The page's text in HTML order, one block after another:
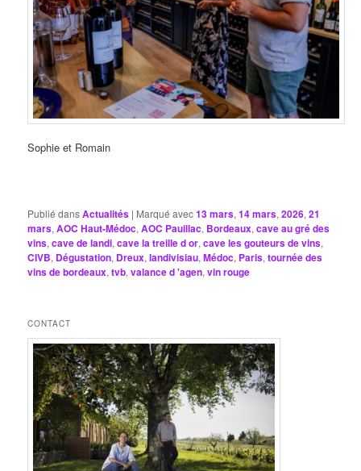
Sophie et Romain
Publié dansActualités | Marqué avec13 mars,14 mars,2026,21
mars,AOC Haut-Médoc,AOC Pauillac, Bordeaux,cave au gré des
vins,cave de landi,cave la treille d or,cave les gouteurs de vins,
CIVB, Dégustation, Dreux,landivisiau,Médoc, Paris,tournée des
vins de bordeaux,tvb,valance d 'agen,vin rouge
CONTACT